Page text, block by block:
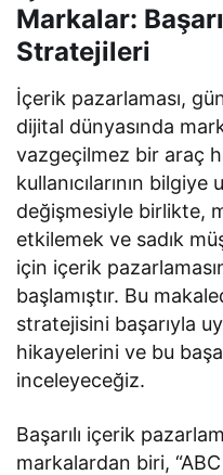
Markalar:
Stratejileri
İçerik pazarlaması,
dijital dünyasında
vazgeçilmez bir araç
kullanıcılarının bilgiye
değişmesiyle birlikte,
etkilemek ve sadık
için içerik
başlamıştır. Bu
stratejisini başarıyla
hikayelerini ve bu
inceleyeceğiz.
Başarılı içerik
markalardan biri,